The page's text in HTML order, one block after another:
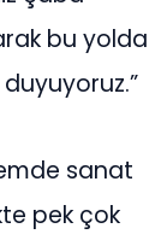
bu yolda
sanat
pek çok